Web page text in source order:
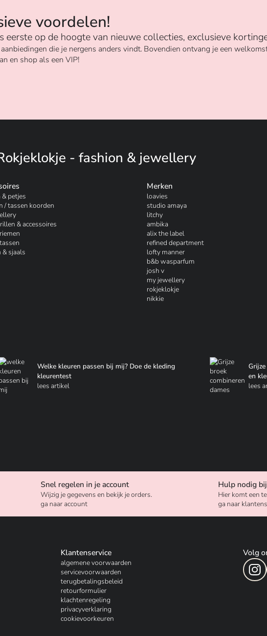
voordelen!
op de hoogte van nieuwe collecties, exclusieve
die je nergens anders vindt. Bovendien ontvang je een
en shop als een VIP!
- fashion & jewellery
& petjes
/ tassen koorden
& accessoires
sjaals
Merken
loavies
studio amaya
litchy
ambika
alix the label
refined department
lofty manner
b&b wasparfum
josh v
my jewellery
rokjeklokje
nikkie
Welke kleuren passen bij mij? Doe de kleding
kleurentest
lees artikel
en
lees
Snel regelen in je account
Wijzig je gegevens en bekijk je orders.
ga naar account
Hulp nodig
Hier komt een
ga naar
Klantenservice
algemene voorwaarden
servicevoorwaarden
terugbetalingsbeleid
retourformulier
klachtenregeling
privacyverklaring
cookievoorkeuren
Volg